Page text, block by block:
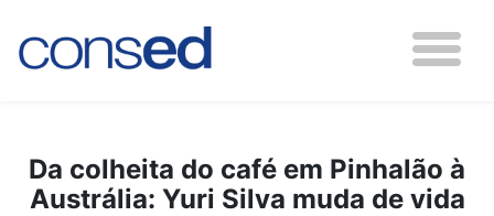
Da colheita do café em Pinhalão à
Austrália: Yuri Silva muda de vida